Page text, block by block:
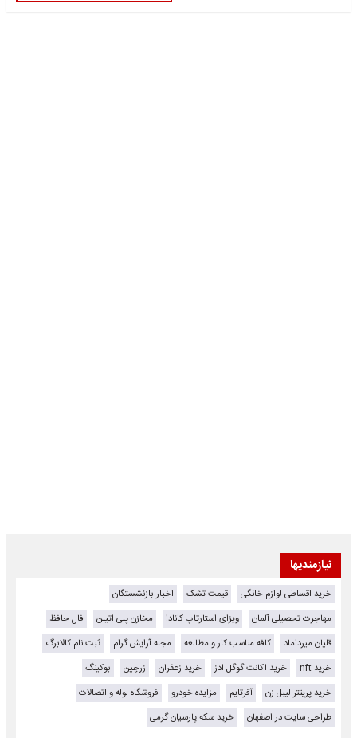
نیازمندیها
خرید اقساطی لوازم خانگی قیمت تشک
اخبار بازنشستگان
مهاجرت تحصیلی آلمان
ویزای استارتاپ کانادا مخازن پلی اتیلن
فال حافظ
قلیان میرداماد
کافه مناسب کار و مطالعه مجله آرایش گرام
ثبت نام کالابرگ
خرید nft
خرید اکانت گوگل ادز خرید زعفران زرچین
بوکینگ
خرید پرینتر لیبل زن
آفرتایم مزایده خودرو
فروشگاه لوله و اتصالات
طراحی سایت در اصفهان
خرید سکه پارسیان گرمی